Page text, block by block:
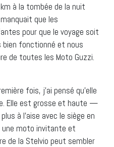
à la tombée de la nuit
que les
pour que le voyage soit
fonctionné et nous
de toutes les Moto Guzzi.
fois, j’ai pensé qu’elle
Elle est grosse et haute —
à l’aise avec le siège en
moto invitante et
de la Stelvio peut sembler